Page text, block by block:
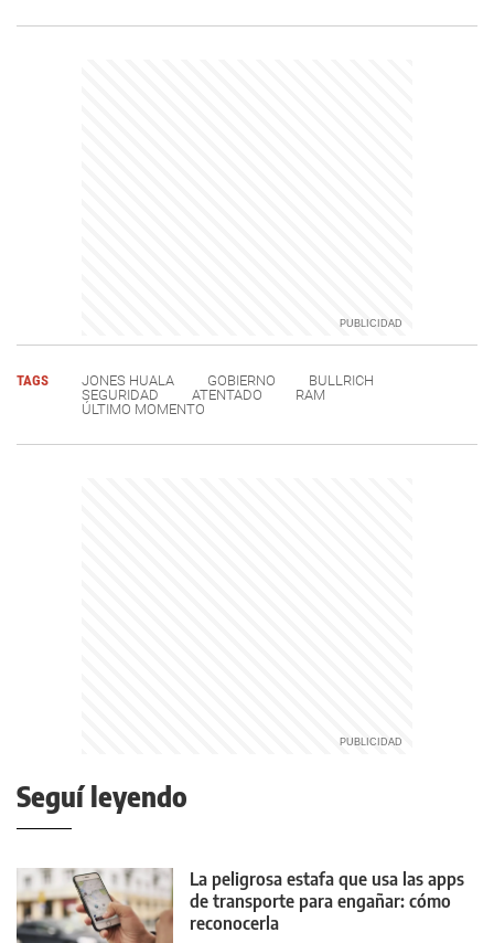
TAGS JONES HUALA GOBIERNO
BULLRICH
SEGURIDAD
ATENTADO
RAM
ÚLTIMO MOMENTO
Seguí leyendo
La peligrosa estafa que usa las apps
de transporte para engañar: cómo
reconocerla